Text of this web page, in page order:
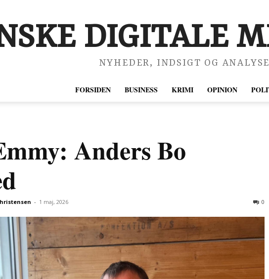
DIGITALE
NYHEDER, INDSIGT OG ANALYSE
FORSIDEN BUSINESS KRIMI OPINION
Anders Bo
- 1 maj, 2026 0